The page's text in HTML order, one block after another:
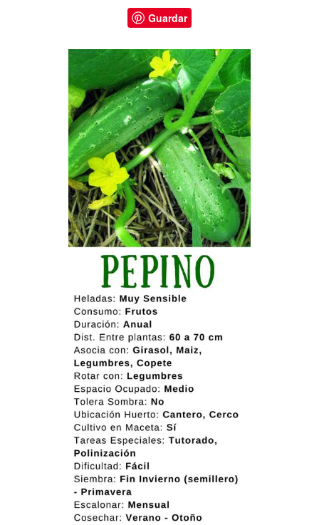
Guardar